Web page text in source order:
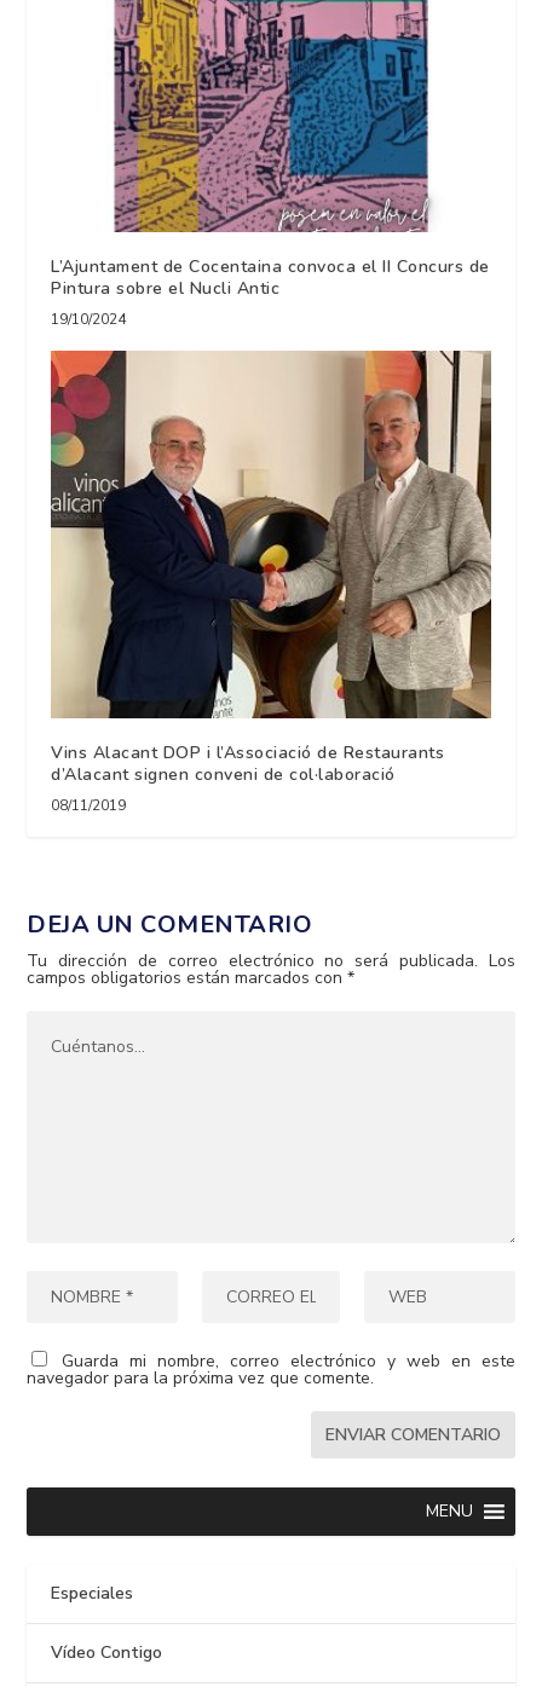
L’Ajuntament de Cocentaina convoca el II Concurs de
Pintura sobre el Nucli Antic
19/10/2024
Vins Alacant DOP i l’Associació de Restaurants
d’Alacant signen conveni de col·laboració
08/11/2019
DEJA UN COMENTARIO
Tu dirección de correo electrónico no será publicada. Los
campos obligatorios están marcados con*
Guarda mi nombre, correo electrónico y web en este
navegador para la próxima vez que comente.
MENU
Especiales
Vídeo Contigo